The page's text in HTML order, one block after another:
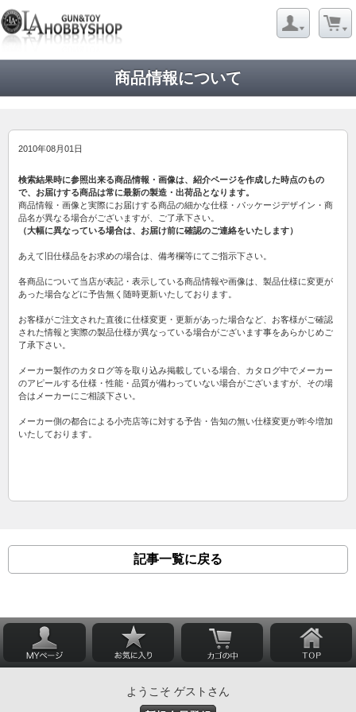
商品情報について
2010年08月01日
検索結果時に参照出来る商品情報・画像は、紹介ページを作成した時点のもの
で、お届けする商品は常に最新の製造・出荷品となります。
商品情報・画像と実際にお届けする商品の細かな仕様・パッケージデザイン・商
品名が異なる場合がございますが、ご了承下さい。
（大幅に異なっている場合は、お届け前に確認のご連絡をいたします）
あえて旧仕様品をお求めの場合は、備考欄等にてご指示下さい。
各商品について当店が表記・表示している商品情報や画像は、製品仕様に変更が
あった場合などに予告無く随時更新いたしております。
お客様がご注文された直後に仕様変更・更新があった場合など、お客様がご確認
された情報と実際の製品仕様が異なっている場合がございます事をあらかじめご
了承下さい。
メーカー製作のカタログ等を取り込み掲載している場合、カタログ中でメーカー
のアピールする仕様・性能・品質が備わっていない場合がございますが、その場
合はメーカーにご相談下さい。
メーカー側の都合による小売店等に対する予告・告知の無い仕様変更が昨今増加
いたしております。
記事一覧に戻る
ようこそ ゲストさん